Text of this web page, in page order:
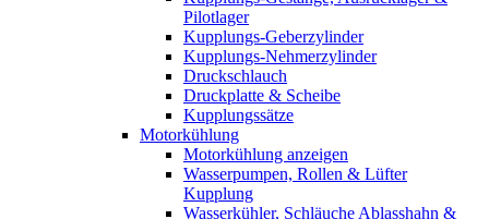
Pilotlager
Kupplungs-Geberzylinder
Kupplungs-Nehmerzylinder
Druckschlauch
Druckplatte & Scheibe
Kupplungssätze
Motorkühlung
Motorkühlung anzeigen
Wasserpumpen, Rollen & Lüfter
Kupplung
Wasserkühler, Schläuche Ablasshahn &